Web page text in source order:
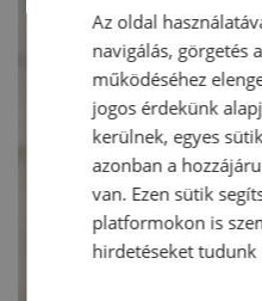
Az oldal
navigálás, görgetés
működéséhez
jogos érdekünk
kerülnek, egyes
azonban a
van. Ezen sütik
platformokon is
hirdetéseket